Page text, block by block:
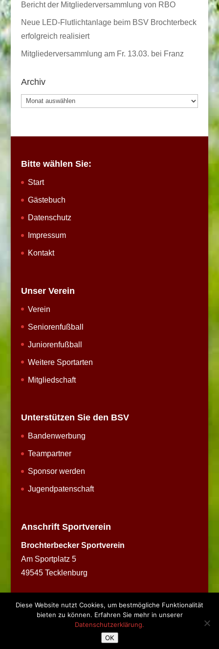
Bericht der Mitgliederversammlung von RBO
Neue LED-Flutlichtanlage beim BSV Brochterbeck
erfolgreich realisiert
Mitgliederversammlung am Fr. 13.03. bei Franz
Archiv
Archiv
Bitte wählen Sie:
Start
Gästebuch
Datenschutz
Impressum
Kontakt
Unser Verein
Verein
Seniorenfußball
Juniorenfußball
Weitere Sportarten
Mitgliedschaft
Unterstützen Sie den BSV
Bandenwerbung
Teampartner
Sponsor werden
Jugendpatenschaft
Anschrift Sportverein
Brochterbecker Sportverein
Am Sportplatz 5
49545 Tecklenburg
Copyright © 2026 BSV Brochterbeck
Diese Website nutzt Cookies, um bestmögliche Funktionalität
bieten zu können. Erfahren Sie mehr in unserer
Datenschutzerklärung.
OK